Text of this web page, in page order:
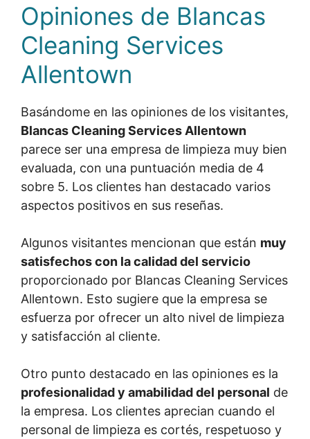
Opiniones de Blancas
Cleaning Services
Allentown
Basándome en las opiniones de los visitantes,
Blancas Cleaning Services Allentown
parece ser una empresa de limpieza muy bien
evaluada, con una puntuación media de 4
sobre 5. Los clientes han destacado varios
aspectos positivos en sus reseñas.
Algunos visitantes mencionan que están muy
satisfechos con la calidad del servicio
proporcionado por Blancas Cleaning Services
Allentown. Esto sugiere que la empresa se
esfuerza por ofrecer un alto nivel de limpieza
y satisfacción al cliente.
Otro punto destacado en las opiniones es la
profesionalidad y amabilidad del personal de
la empresa. Los clientes aprecian cuando el
personal de limpieza es cortés, respetuoso y